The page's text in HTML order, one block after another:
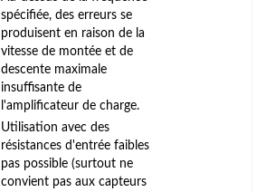
spécifiée, des erreurs se
produisent en raison de la
vitesse de montée et de
descente maximale
insuffisante de
l'amplificateur de charge.
Utilisation avec des
résistances d'entrée faibles
pas possible (surtout ne
convient pas aux capteurs